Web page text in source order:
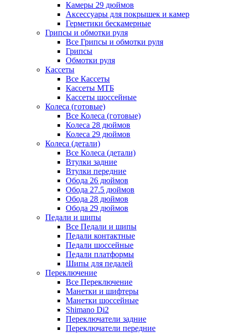
Камеры 29 дюймов
Аксессуары для покрышек и камер
Герметики бескамерные
Грипсы и обмотки руля
Все Грипсы и обмотки руля
Грипсы
Обмотки руля
Кассеты
Все Кассеты
Кассеты МТБ
Кассеты шоссейные
Колеса (готовые)
Все Колеса (готовые)
Колеса 28 дюймов
Колеса 29 дюймов
Колеса (детали)
Все Колеса (детали)
Втулки задние
Втулки передние
Обода 26 дюймов
Обода 27.5 дюймов
Обода 28 дюймов
Обода 29 дюймов
Педали и шипы
Все Педали и шипы
Педали контактные
Педали шоссейные
Педали платформы
Шипы для педалей
Переключение
Все Переключение
Манетки и шифтеры
Манетки шоссейные
Shimano Di2
Переключатели задние
Переключатели передние